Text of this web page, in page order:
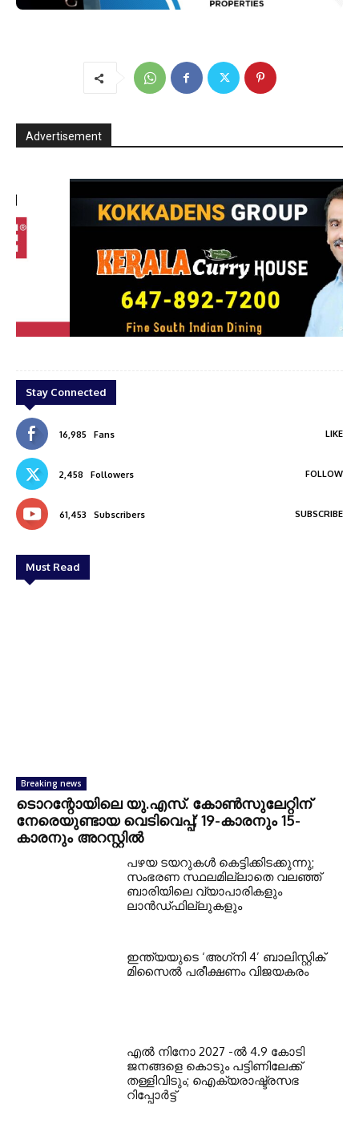
Advertisement
Stay Connected
16,985 Fans LIKE
2,458 Followers FOLLOW
61,453 Subscribers SUBSCRIBE
Must Read
Breaking news
ടൊറന്റോയിലെ യു.എസ്. കോൺസുലേറ്റിന്
നേരെയുണ്ടായ വെടിവെപ്പ്; 19-കാരനും 15-
കാരനും അറസ്റ്റിൽ
പഴയ ടയറുകള്‍ കെട്ടിക്കിടക്കുന്നു;
സംഭരണ സ്ഥലമില്ലാതെ വലഞ്ഞ്
ബാരിയിലെ വ്യാപാരികളും
ലാന്‍ഡ്ഫില്ലുകളും
ഇന്ത്യയുടെ ‘അഗ്‌നി 4’ ബാലിസ്റ്റിക്
മിസൈല്‍ പരീക്ഷണം വിജയകരം
എല്‍ നിനോ 2027 -ല്‍ 4.9 കോടി
ജനങ്ങളെ കൊടും പട്ടിണിലേക്ക്
തള്ളിവിടും; ഐക്യരാഷ്ട്രസഭ
റിപ്പോര്‍ട്ട്